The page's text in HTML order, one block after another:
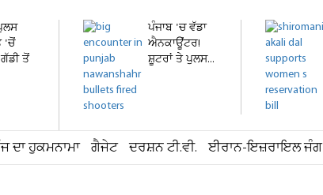
'ਚੋਂ
ਤੋਂ
ਪੰਜਾਬ 'ਚ ਵੱਡਾ
ਐਨਕਾਊਂਟਰ!
ਸ਼ੂਟਰਾਂ ਤੇ ਪੁਲਸ...
ਦਾ ਹੁਕਮਨਾਮਾ ਗੈਜੇਟ ਦਰਸ਼ਨ ਟੀ.ਵੀ. ਈਰਾਨ-ਇਜ਼ਰਾਇਲ ਜੰਗ